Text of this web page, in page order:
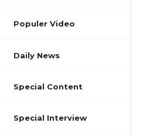
Populer Video
Daily News
Special Content
Special Interview